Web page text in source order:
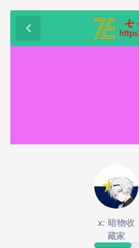
x: 暗物收
藏家